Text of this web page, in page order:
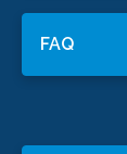
FAQ